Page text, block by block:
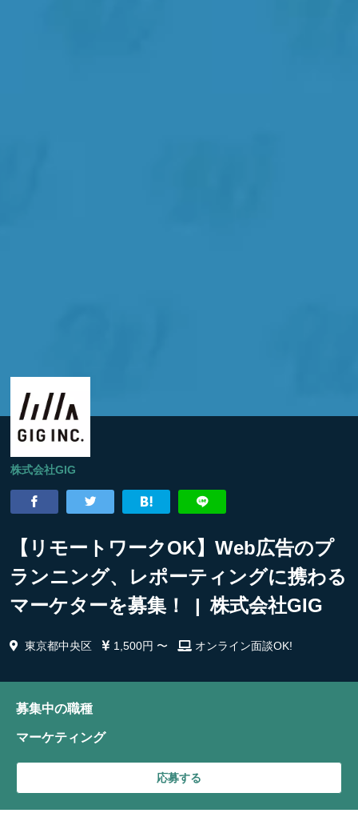
株式会社GIG
【リモートワークOK】Web広告のプ
ランニング、レポーティングに携わる
マーケターを募集！ | 株式会社GIG
東京都中央区 1,500円 〜 オンライン面談OK!
募集中の職種
マーケティング
応募する